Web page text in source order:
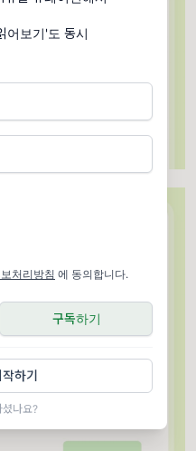
어보기'도 동시
처리방침 에 동의합니다.
구독하기
하기
셨나요?